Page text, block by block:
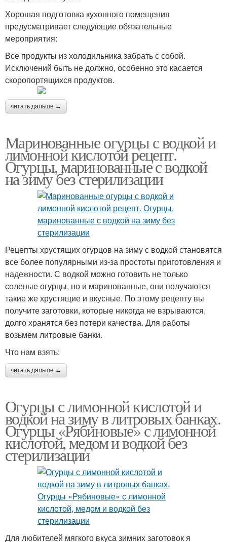
Хорошая подготовка кухонного помещения
предусматривает следующие обязательные
мероприятия:
Все продукты из холодильника забрать с собой.
Исключений быть не должно, особенно это касается
скоропортящихся продуктов.
читать дальше →
Маринованные огурцы с водкой и
лимонной кислотой рецепт.
Огурцы, маринованные с водкой
на зиму без стерилизации
Рецепты хрустящих огурцов на зиму с водкой становятся
все более популярными из-за простоты приготовления и
надежности. С водкой можно готовить не только
соленые огурцы, но и маринованные, они получаются
такие же хрустящие и вкусные. По этому рецепту вы
получите заготовки, которые никогда не взрываются,
долго хранятся без потери качества. Для работы
возьмем литровые банки.
Что нам взять:
читать дальше →
Огурцы с лимонной кислотой и
водкой на зиму в литровых банках.
Огурцы «Рябиновые» с лимонной
кислотой, медом и водкой без
стерилизации
Для любителей мягкого вкуса зимних заготовок я